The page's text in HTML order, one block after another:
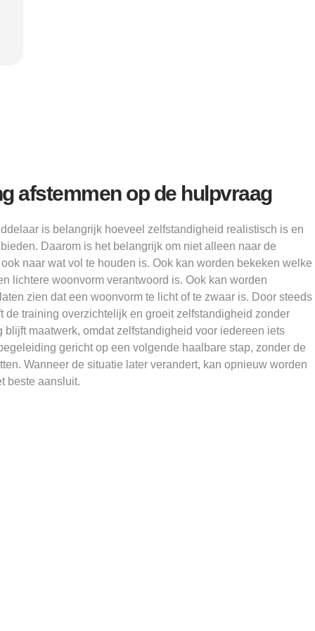
afstemmen op de hulpvraag
is belangrijk hoeveel zelfstandigheid realistisch is en
Daarom is het belangrijk om niet alleen naar de
naar wat vol te houden is. Ook kan worden bekeken welke
lichtere woonvorm verantwoord is. Ook kan worden
zien dat een woonvorm te licht of te zwaar is. Door steeds
de training overzichtelijk en groeit zelfstandigheid zonder
maatwerk, omdat zelfstandigheid voor iedereen iets
gericht op een volgende haalbare stap, zonder de
Wanneer de situatie later verandert, kan opnieuw worden
beste aansluit.